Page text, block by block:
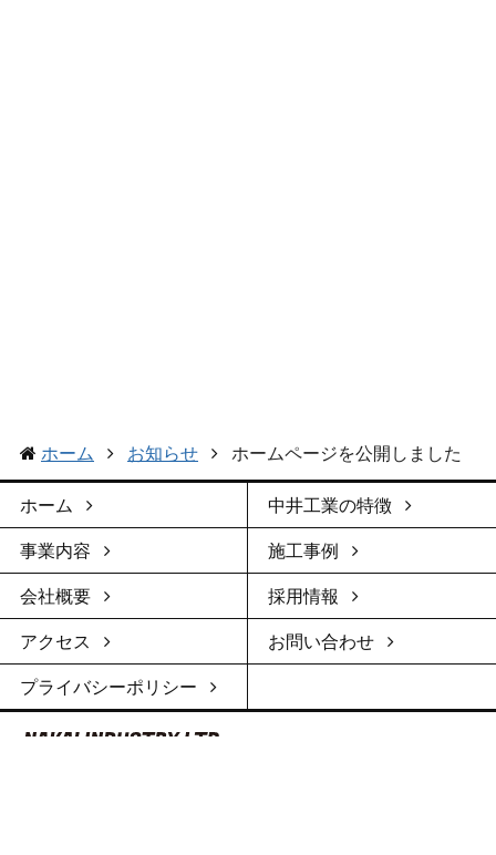
ホーム お知らせ ホームページを公開しました
ホーム 中井工業の特徴
事業内容 施工事例
会社概要 採用情報
アクセス お問い合わせ
プライバシーポリシー